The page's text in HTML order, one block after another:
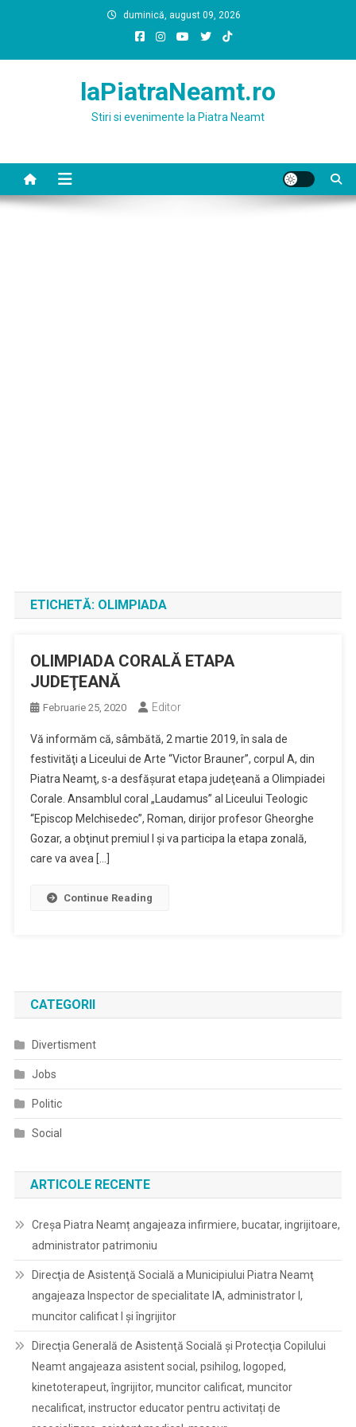
duminică, august 09, 2026
laPiatraNeamt.ro
Stiri si evenimente la Piatra Neamt
ETICHETĂ: OLIMPIADA
OLIMPIADA CORALĂ ETAPA
JUDEŢEANĂ
Februarie 25, 2020 Editor
Vă informăm că, sâmbătă, 2 martie 2019, în sala de
festivităţi a Liceului de Arte “Victor Brauner”, corpul A, din
Piatra Neamţ, s-a desfăşurat etapa judeţeană a Olimpiadei
Corale. Ansamblul coral „Laudamus” al Liceului Teologic
“Episcop Melchisedec”, Roman, dirijor profesor Gheorghe
Gozar, a obţinut premiul I şi va participa la etapa zonală,
care va avea […]
Continue Reading
CATEGORII
Divertisment
Jobs
Politic
Social
ARTICOLE RECENTE
Creșa Piatra Neamț angajeaza infirmiere, bucatar, ingrijitoare,
administrator patrimoniu
Direcţia de Asistenţă Socială a Municipiului Piatra Neamţ
angajeaza Inspector de specialitate IA, administrator I,
muncitor calificat I și îngrijitor
Direcţia Generală de Asistenţă Socială şi Protecţia Copilului
Neamt angajeaza asistent social, psihilog, logoped,
kinetoterapeut, îngrijitor, muncitor calificat, muncitor
necalificat, instructor educator pentru activitați de